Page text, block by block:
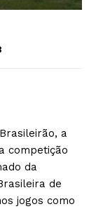
a
competição
da
de
jogos como